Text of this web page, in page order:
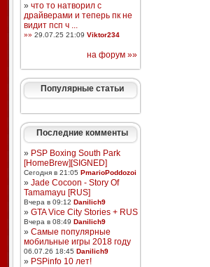
» что то натворил с
драйверами и теперь пк не
видит псп ч ...
»» 29.07.25 21:09 Viktor234
на форум »»
Популярные статьи
Последние комменты
» PSP Boxing South Park
[HomeBrew][SIGNED]
Сегодня в 21:05 PmarioPoddozoi
» Jade Cocoon - Story Of
Tamamayu [RUS]
Вчера в 09:12 Danilich9
» GTA Vice City Stories + RUS
Вчера в 08:49 Danilich9
» Самые популярные
мобильные игры 2018 году
06.07.26 18:45 Danilich9
» PSPinfo 10 лет!